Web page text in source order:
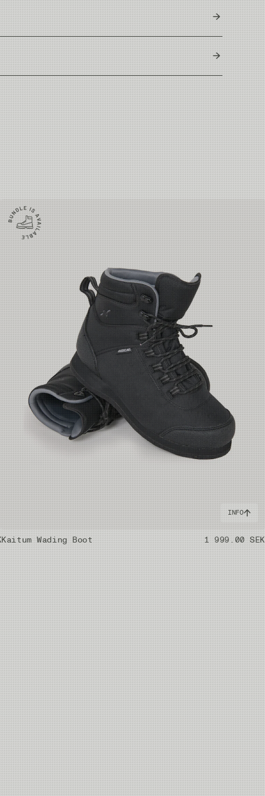
880g - 31,04oz / size L
20.000 mm
3.000 g/m2/24h
3-layer 100% Nylon Taslan
Charcoal
Cambodia
godkända kemikalier på ett resurssnålt sätt, med
Innersöm Fot
80-82 cm 24.2 cm
82-84 cm 25.2 cm
79-81 cm 27.7 cm
89-91 cm 27.7 cm
94-96 cm 29.7 cm
84-86 cm 27.7 cm
86-88 cm 28.7 cm
96-98 cm 30,5 cm
86-88 cm 28.7 cm
88-90 cm 29.7 cm
93-95 cm 31.7 cm
88-90 cm 29.7 cm
90-92 cm 30,7 cm
INFO
Kaitum Wading Boot 1 999.00 SEK